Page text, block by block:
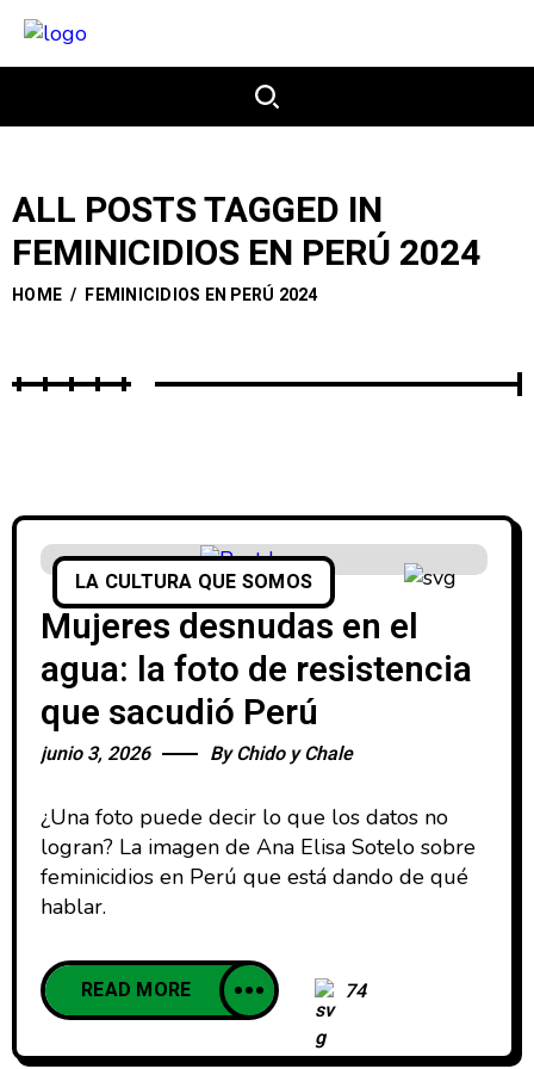
ALL POSTS TAGGED IN
FEMINICIDIOS EN PERÚ 2024
HOME / FEMINICIDIOS EN PERÚ 2024
LA CULTURA QUE SOMOS
Mujeres desnudas en el
agua: la foto de resistencia
que sacudió Perú
junio 3, 2026 ByChido y Chale
¿Una foto puede decir lo que los datos no
logran? La imagen de Ana Elisa Sotelo sobre
feminicidios en Perú que está dando de qué
hablar.
READ MORE 74